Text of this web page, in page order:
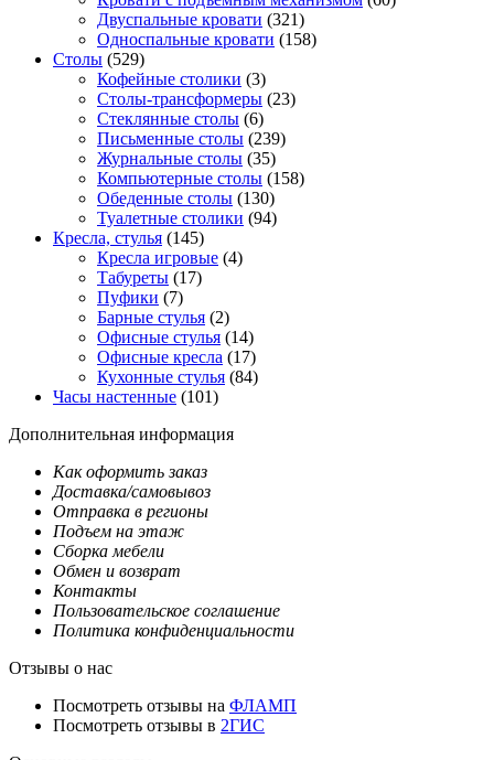
Двуспальные кровати (321)
Односпальные кровати (158)
Столы (529)
Кофейные столики (3)
Столы-трансформеры (23)
Стеклянные столы (6)
Письменные столы (239)
Журнальные столы (35)
Компьютерные столы (158)
Обеденные столы (130)
Туалетные столики (94)
Кресла, стулья (145)
Кресла игровые (4)
Табуреты (17)
Пуфики (7)
Барные стулья (2)
Офисные стулья (14)
Офисные кресла (17)
Кухонные стулья (84)
Часы настенные (101)
Дополнительная информация
Как оформить заказ
Доставка/самовывоз
Отправка в регионы
Подъем на этаж
Сборка мебели
Обмен и возврат
Контакты
Пользовательское соглашение
Политика конфиденциальности
Отзывы о нас
Посмотреть отзывы на ФЛАМП
Посмотреть отзывы в 2ГИС